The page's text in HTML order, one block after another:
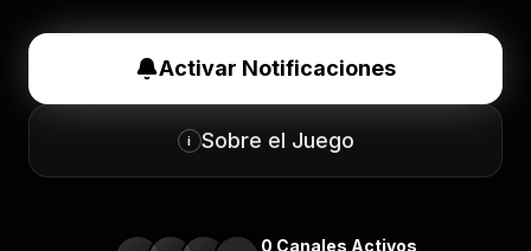
Activar Notificaciones
i Sobre el Juego
0 Canales Activos